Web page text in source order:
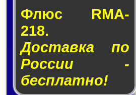
Флюс RMA-
218.
Доставка по
России -
бесплатно!